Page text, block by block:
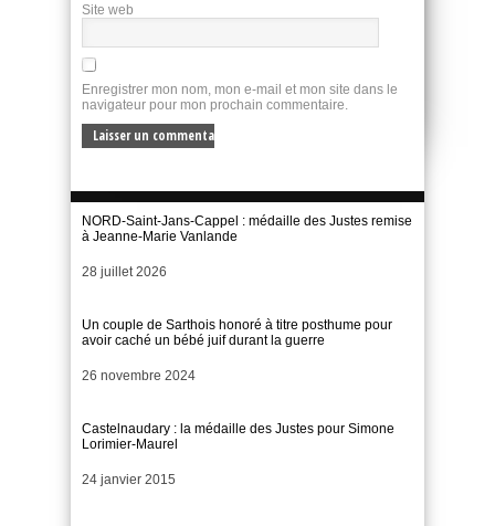
Site web
Enregistrer mon nom, mon e-mail et mon site dans le
navigateur pour mon prochain commentaire.
NORD-Saint-Jans-Cappel : médaille des Justes remise
à Jeanne-Marie Vanlande
Date
28 juillet 2026
Un couple de Sarthois honoré à titre posthume pour
avoir caché un bébé juif durant la guerre
Date
26 novembre 2024
Castelnaudary : la médaille des Justes pour Simone
Lorimier-Maurel
Date
24 janvier 2015